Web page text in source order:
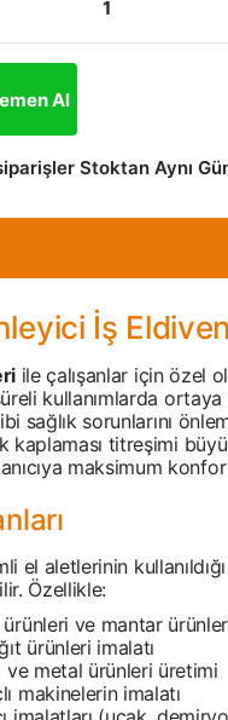
Al
Stoktan Aynı
İş
ile çalışanlar için özel
kullanımlarda ortaya
sağlık sorunlarını
kaplaması titreşimi
maksimum
el aletlerinin
Özellikle:
ve mantar
ürünleri imalatı
ve metal ürünleri üretimi
makinelerin imalatı